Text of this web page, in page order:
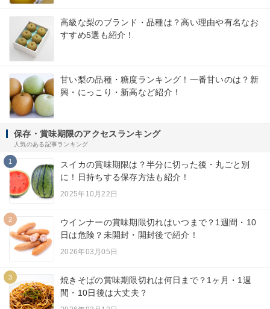
高級な梨のブランド・品種は？高い理由や有名なお
すすめ5選も紹介！
甘い梨の品種・糖度ランキング！一番甘いのは？新
興・にっこり・新高など紹介！
保存・賞味期限のアクセスランキング
人気のある記事ランキング
1
スイカの賞味期限は？半分に切った後・丸ごと別
に！日持ちする保存方法も紹介！
2025年10月22日
2
ウインナーの賞味期限切れはいつまで？1週間・10
日は危険？未開封・開封後で紹介！
2026年03月05日
3
焼きそばの賞味期限切れは何日まで？1ヶ月・1週
間・10日後は大丈夫？